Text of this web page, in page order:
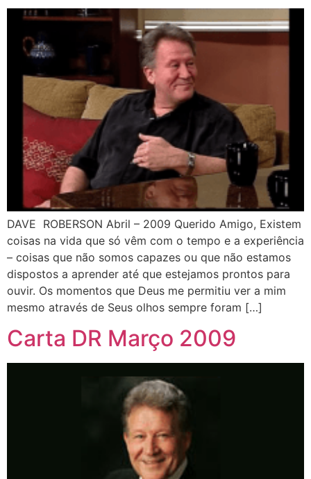
DAVE ROBERSON Abril – 2009 Querido Amigo, Existem
coisas na vida que só vêm com o tempo e a experiência
– coisas que não somos capazes ou que não estamos
dispostos a aprender até que estejamos prontos para
ouvir. Os momentos que Deus me permitiu ver a mim
mesmo através de Seus olhos sempre foram […]
Carta DR Março 2009